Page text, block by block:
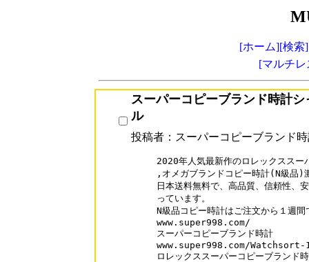
[ホーム][検索]
[マルチ
スーパーコピーブランド時計シ
ル
投稿者：スーパーコピーブランド
2020年人気最新作のロレックスス
,オメガブランドコピー時計(N級品)
日本送料無料で、高品質、信頼性、
っています。
N級品コピー時計はご注文から１週
www.super998.com/
スーパーコピーブランド時計
www.super998.com/
ロレックススーパーコピーブランド